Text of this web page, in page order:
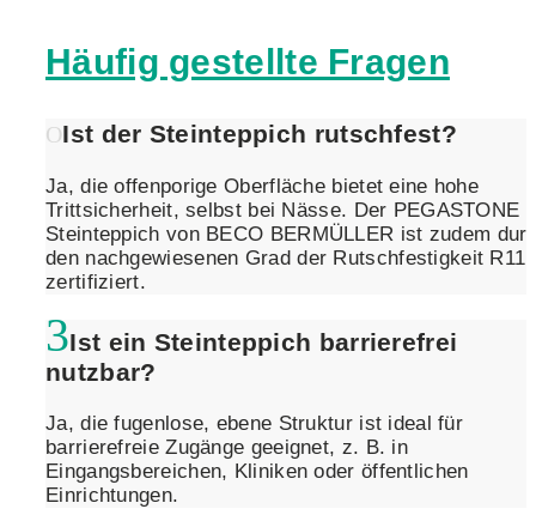
Häufig gestellte Fragen
Ist der Steinteppich rutschfest?
Ja, die offenporige Oberfläche bietet eine hohe
Trittsicherheit, selbst bei Nässe. Der PEGASTONE
Steinteppich von BECO BERMÜLLER ist zudem
den nachgewiesenen Grad der Rutschfestigkeit R11
zertifiziert.
Ist ein Steinteppich barrierefrei
nutzbar?
Ja, die fugenlose, ebene Struktur ist ideal für
barrierefreie Zugänge geeignet, z. B. in
Eingangsbereichen, Kliniken oder öffentlichen
Einrichtungen.